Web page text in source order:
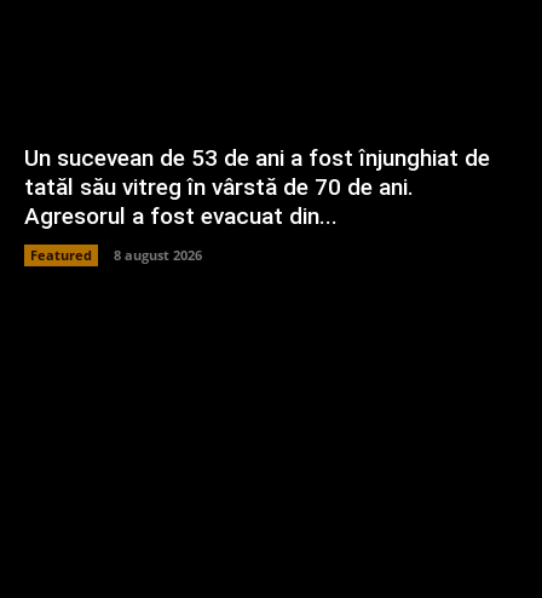
Un sucevean de 53 de ani a fost înjunghiat de
tatăl său vitreg în vârstă de 70 de ani.
Agresorul a fost evacuat din...
Featured 8 august 2026